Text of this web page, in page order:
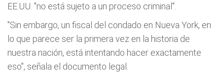
EE.UU. "no está sujeto a un proceso criminal".
"Sin embargo, un fiscal del condado en Nueva York, en
lo que parece ser la primera vez en la historia de
nuestra nación, está intentando hacer exactamente
eso", señala el documento legal.